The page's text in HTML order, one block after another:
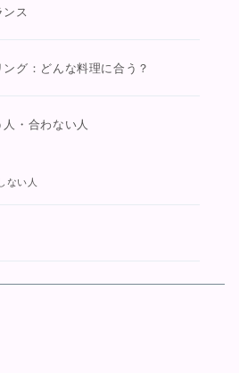
ンス
グ：どんな料理に合う？
・合わない人
ない人